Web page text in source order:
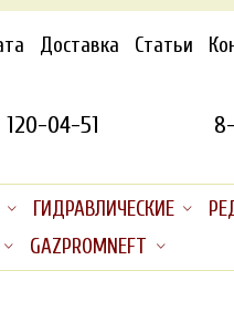
Доставка Статьи
120-04-51
ГИДРАВЛИЧЕСКИЕ
GAZPROMNEFT